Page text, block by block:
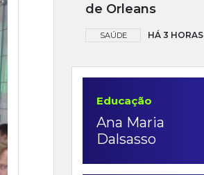
de Orleans
SAÚDE HÁ 3 HORAS
Educação
Ana Maria
Dalsasso